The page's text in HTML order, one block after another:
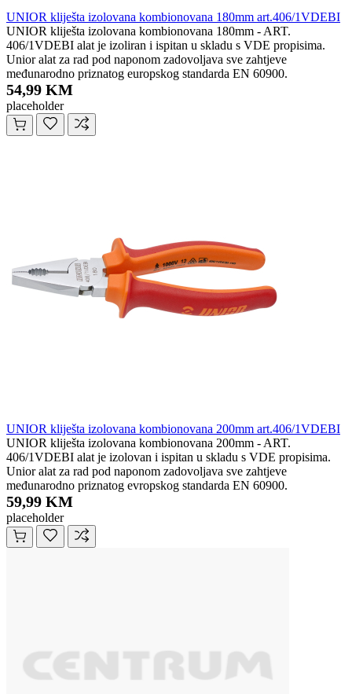
UNIOR kliješta izolovana kombionovana 180mm art.406/1VDEBI
UNIOR kliješta izolovana kombionovana 180mm - ART.
406/1VDEBI alat je izoliran i ispitan u skladu s VDE propisima.
Unior alat za rad pod naponom zadovoljava sve zahtjeve
međunarodno priznatog europskog standarda EN 60900.
54,99 KM
placeholder
UNIOR kliješta izolovana kombionovana 200mm art.406/1VDEBI
UNIOR kliješta izolovana kombionovana 200mm - ART.
406/1VDEBI alat je izolovan i ispitan u skladu s VDE propisima.
Unior alat za rad pod naponom zadovoljava sve zahtjeve
međunarodno priznatog evropskog standarda EN 60900.
59,99 KM
placeholder